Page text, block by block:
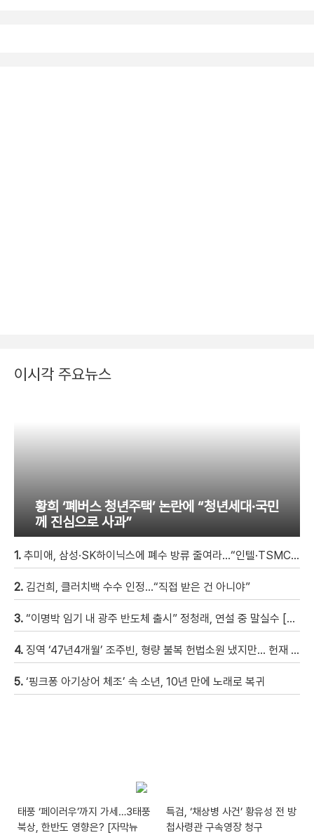
이시각 주요뉴스
황희 ‘폐버스 청년주택’ 논란에 “청년세대·국민
께 진심으로 사과”
1. 추미애, 삼성·SK하이닉스에 폐수 방류 줄여라…“인텔·TSMC와 정반대”
2. 김건희, 클러치백 수수 인정…“직접 받은 건 아니야”
3. “이명박 임기 내 광주 반도체 출시” 정청래, 연설 중 말실수 [현장영상]
4. 징역 ‘47년4개월’ 조주빈, 형량 불복 헌법소원 냈지만… 헌재 “합헌”
5. ‘핑크퐁 아기상어 체조’ 속 소년, 10년 만에 노래로 복귀
태풍 ‘페이러우’까지 가세…3태풍
북상, 한반도 영향은? [자막뉴
특검, ‘채상병 사건’ 황유성 전 방
첩사령관 구속영장 청구